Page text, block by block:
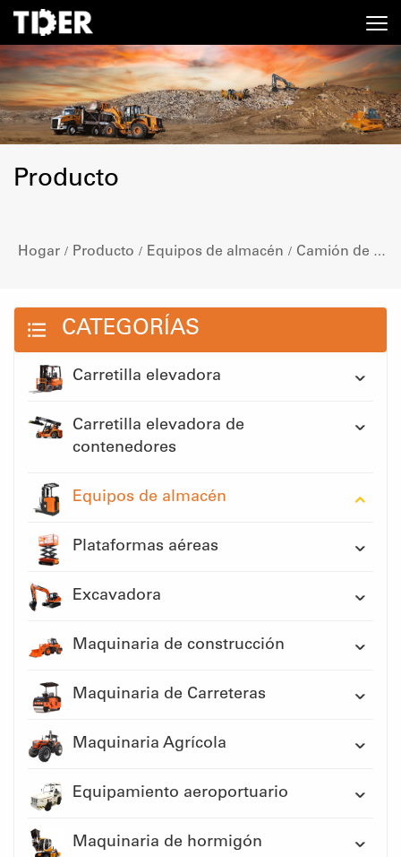
Producto
Hogar / Producto / Equipos de almacén / Camión de bandeja
CATEGORÍAS
Carretilla elevadora
Carretilla elevadora de
contenedores
Equipos de almacén
Plataformas aéreas
Excavadora
Maquinaria de construcción
Maquinaria de Carreteras
Maquinaria Agrícola
Equipamiento aeroportuario
Maquinaria de hormigón